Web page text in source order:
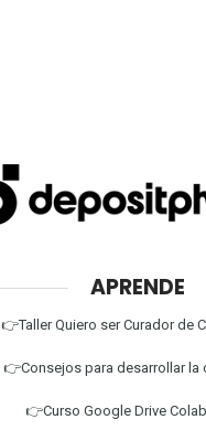
APRENDE
👉Taller Quiero ser Curador de
👉Consejos para desarrollar la
👉Curso Google Drive